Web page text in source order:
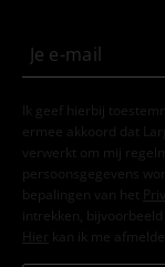
Ik geef hierbij
ermee akkoord dat
verwerkt om mij
persoonsgegevens
bepalingen van het
intrekken, bijvoorbeeld
Hier kan ik me